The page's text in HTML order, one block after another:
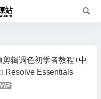
剪辑调色初学者教程+中
Resolve Essentials